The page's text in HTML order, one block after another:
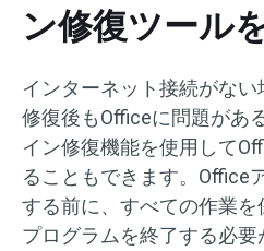
ン修復ツール
インターネット接続がな
修復後もOfficeに問題があ
イン修復機能を使用して
ることもできます。Office
する前に、すべての作業
プログラムを終了する必要